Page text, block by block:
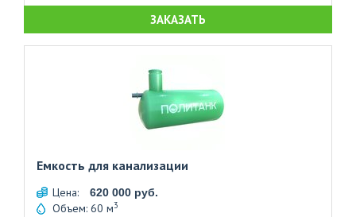
ЗАКАЗАТЬ
Емкость для канализации
Цена: 620 000 руб.
Объем: 60 м3